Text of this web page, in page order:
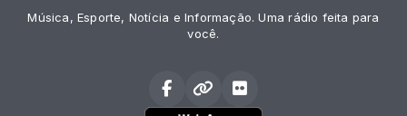
Música, Esporte, Notícia e Informação. Uma rádio feita para
você.